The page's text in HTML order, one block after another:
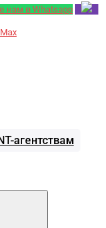
нам в Whatsapp
агентствам